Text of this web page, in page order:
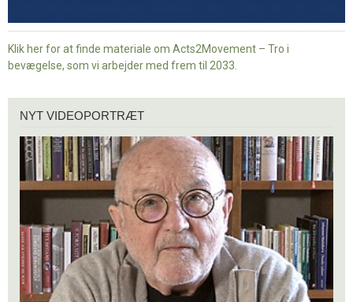
Klik her for at finde materiale om Acts2Movement – Tro i
bevægelse, som vi arbejder med frem til 2033.
videoportræt
NYT VIDEOPORTRÆT